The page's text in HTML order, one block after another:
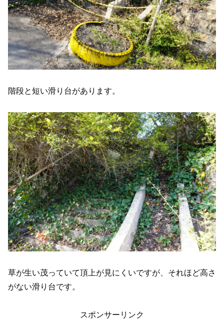
階段と短い滑り台があります。
草が生い茂っていて頂上が見にくいですが、それほど高さ
がない滑り台です。
スポンサーリンク